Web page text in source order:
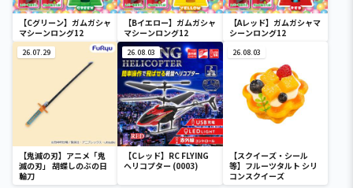
【Cグリーン】ガムガシャ
マシーンロング12
【Bイエロー】ガムガシャ
マシーンロング12
【Aレッド】ガムガシャマ
シーンロング12
26.07.29
【鬼滅の刃】アニメ「鬼
滅の刃」 胡蝶しのぶの日
輪刀
26.08.03
【Cレッド】RC FLYING
ヘリコプター (0003)
26.08.03
【スクイーズ・シール
等】フルーツタルト シリ
コンスクイーズ